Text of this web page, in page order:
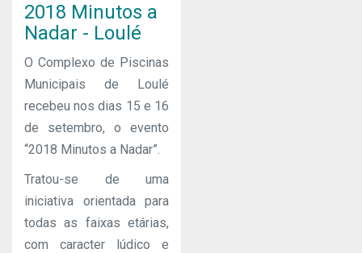
2018 Minutos a
Nadar - Loulé
O Complexo de Piscinas
Municipais de Loulé
recebeu nos dias 15 e 16
de setembro, o evento
“2018 Minutos a Nadar”.
Tratou-se de uma
iniciativa orientada para
todas as faixas etárias,
com caracter lúdico e